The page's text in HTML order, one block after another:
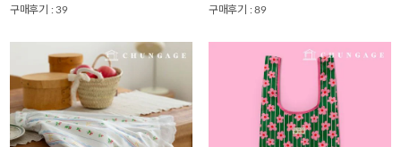
구매후기 : 39 구매후기 : 89